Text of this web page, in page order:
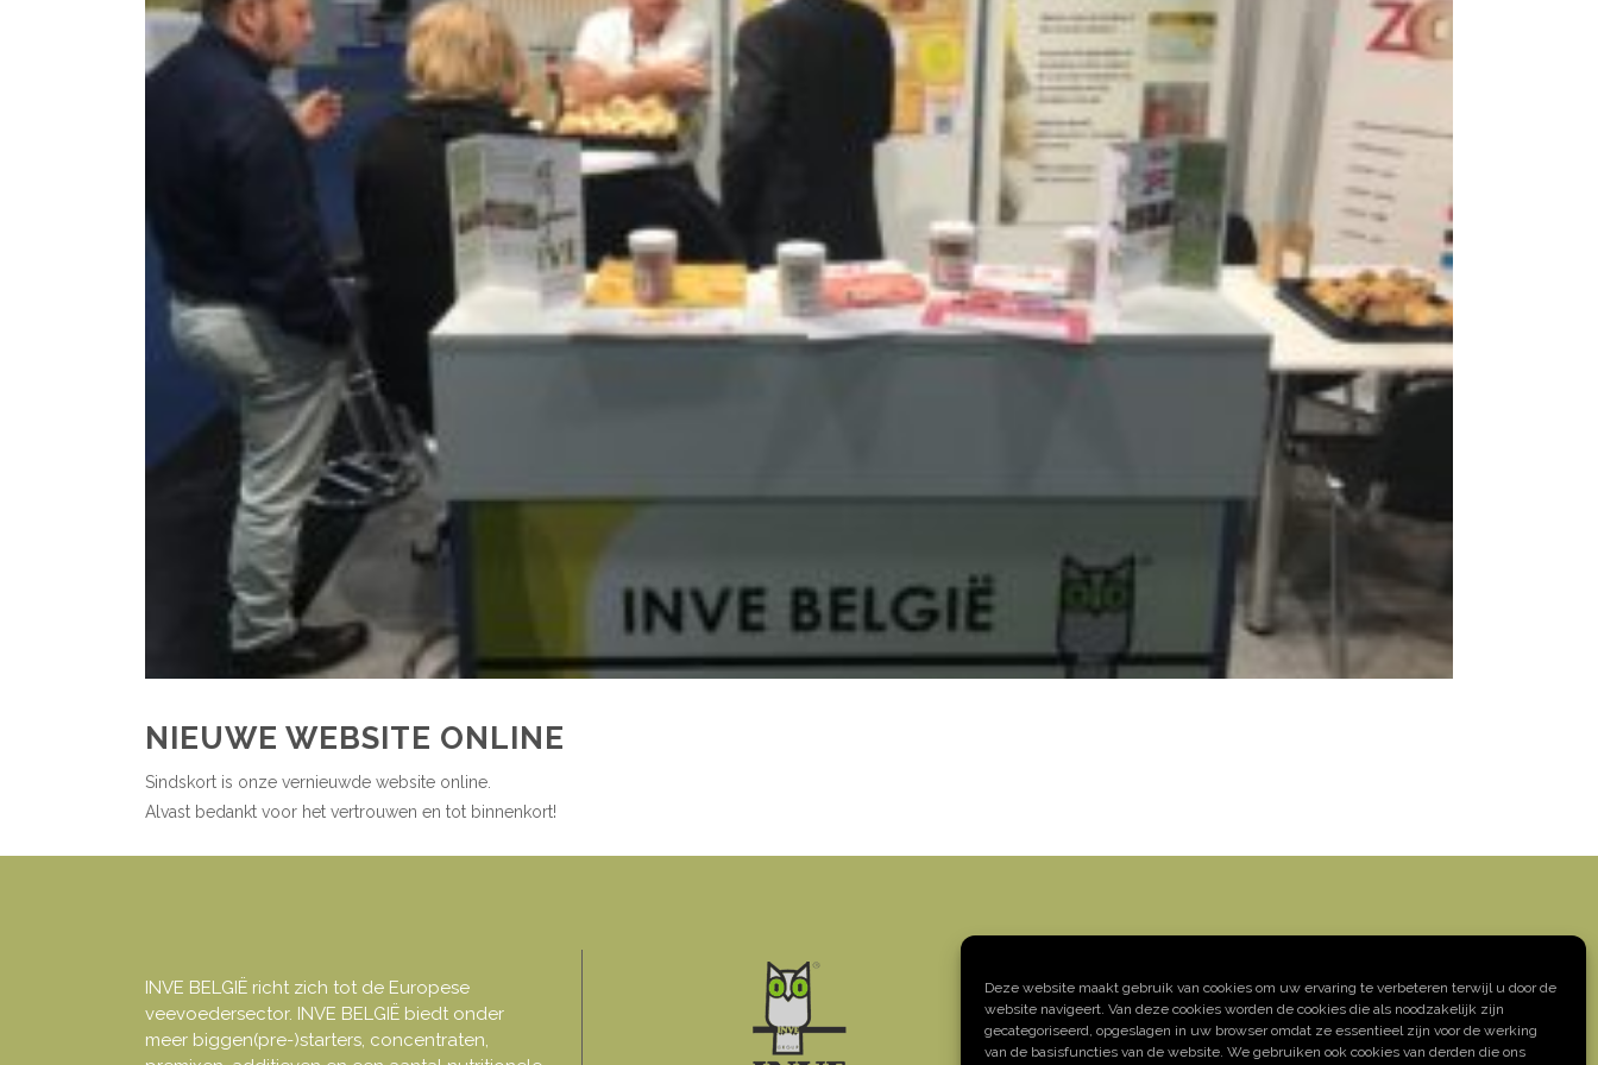
Deze website maakt gebruik van cookies om uw ervaring te verbeteren terwijl u door de
website navigeert. Van deze cookies worden de cookies die als noodzakelijk zijn
gecategoriseerd, opgeslagen in uw browser omdat ze essentieel zijn voor de werking
van de basisfuncties van de website. We gebruiken ook cookies van derden die ons
NIEUWE WEBSITE ONLINE
Sindskort is onze vernieuwde website online.
Alvast bedankt voor het vertrouwen en tot binnenkort!
INVE BELGIË richt zich tot de Europese
veevoedersector. INVE BELGIË biedt onder
meer biggen(pre-)starters, concentraten,
Adres: Oeverstraat 7 – 9200 Baasrode
Tel: +32 52 33 13 20